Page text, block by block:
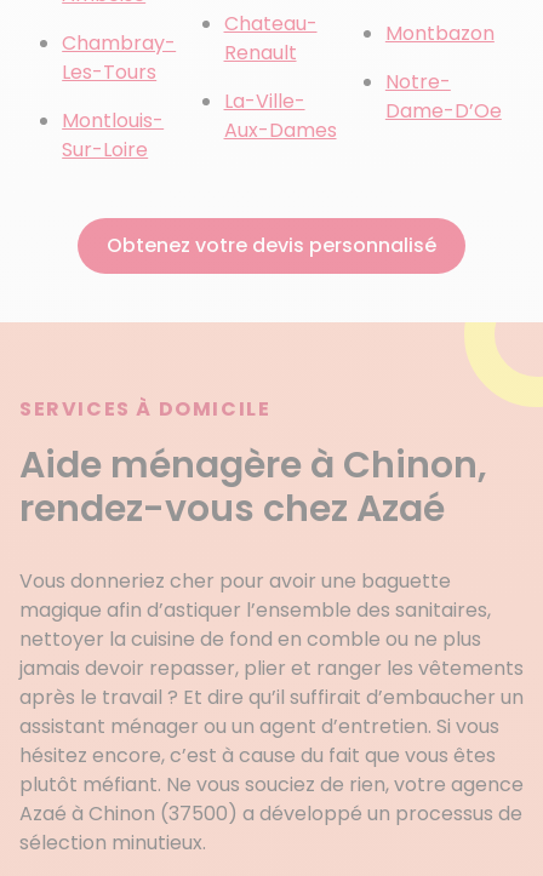
Chambray-
Les-Tours
Montlouis-
Sur-Loire
Chateau-
Renault
La-Ville-
Aux-Dames
Montbazon
Notre-
Dame-D’Oe
Obtenez votre devis personnalisé
SERVICES À DOMICILE
Aide ménagère à Chinon,
rendez-vous chez Azaé
Vous donneriez cher pour avoir une baguette
magique afin d’astiquer l’ensemble des sanitaires,
nettoyer la cuisine de fond en comble ou ne plus
jamais devoir repasser, plier et ranger les vêtements
après le travail ? Et dire qu’il suffirait d’embaucher un
assistant ménager ou un agent d’entretien. Si vous
hésitez encore, c’est à cause du fait que vous êtes
plutôt méfiant. Ne vous souciez de rien, votre agence
Azaé à Chinon (37500) a développé un processus de
sélection minutieux.